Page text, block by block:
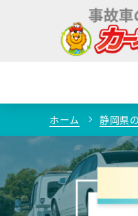
ホーム 静岡県